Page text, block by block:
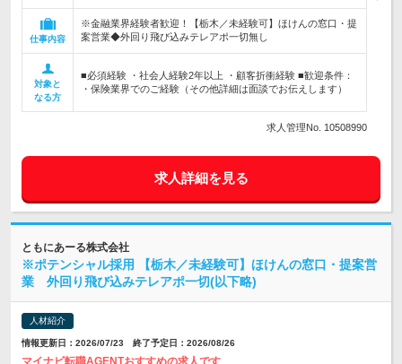
仕事内容
※金融業界経験者歓迎！【栃木／未経験可】ほけんの窓口・提
案営業◆外回り飛び込みテレアポ一切無し
対象と
なる方
■必須経験 ・社会人経験2年以上 ・顧客折衝経験 ■歓迎条件：
・保険業界でのご経験（その他詳細は面談でお伝えします）
求人管理No. 10508990
求人詳細を見る
ともにあーる株式会社
※ポテンシャル採用 【栃木／未経験可】ほけんの窓口・提案営
業 外回り飛び込みテレアポ一切(以下略)
人材紹介
情報更新日：2026/07/23 終了予定日：2026/08/26
マイナビ転職AGENTおすすめの求人です